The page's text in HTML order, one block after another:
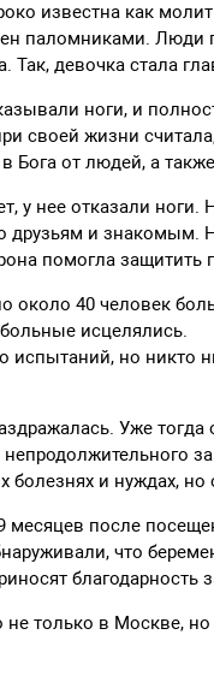
известна как
паломниками. Люди
Так, девочка стала
ноги, и
своей жизни
Бога от людей, а
у нее отказали
друзьям и
помогла защитить
около 40 человек
исцелялись.
но никто
Уже
болезнях и нуждах,
месяцев после
что
благодарность
не только в Москве,